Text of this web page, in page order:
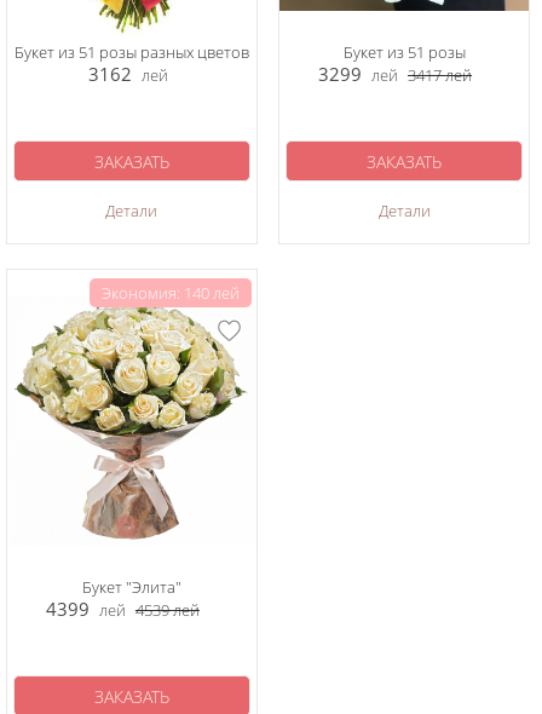
Букет из 51 розы разных цветов
3162 лей
Детали
ЗАКАЗАТЬ
Букет из 51 розы
3299 лей 3417лей
Детали
ЗАКАЗАТЬ
Экономия: 140 лей
Букет "Элита"
4399 лей 4539лей
ЗАКАЗАТЬ